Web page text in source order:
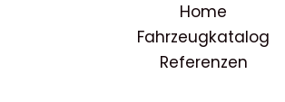
Home
Fahrzeugkatalog
Referenzen